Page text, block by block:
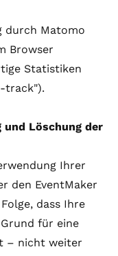
durch Matomo
Browser
Statistiken
track").
Löschung der
Ihrer
den EventMaker
dass Ihre
für eine
– nicht weiter